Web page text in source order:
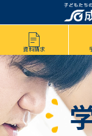
資料請求